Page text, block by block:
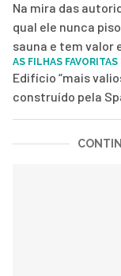
Na mira das
qual ele nunca
sauna e tem valor
AS FILHAS FAVORITAS
Edifício “mais
construído pela